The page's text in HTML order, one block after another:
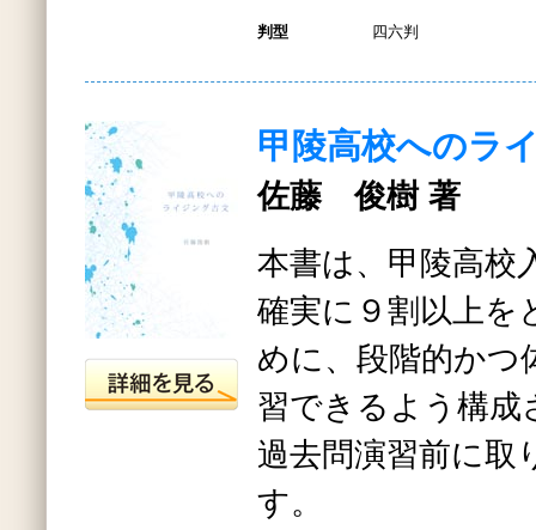
判型 四六判
甲陵高校へのラ
佐藤 俊樹 著
本書は、甲陵高校
確実に９割以上を
めに、段階的かつ
習できるよう構成
過去問演習前に取
す。